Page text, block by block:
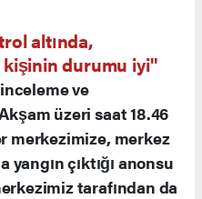
altında,
durumu iyi"
ve
üzeri saat 18.46
merkezimize, merkez
yangın çıktığı anonsu
tarafından da